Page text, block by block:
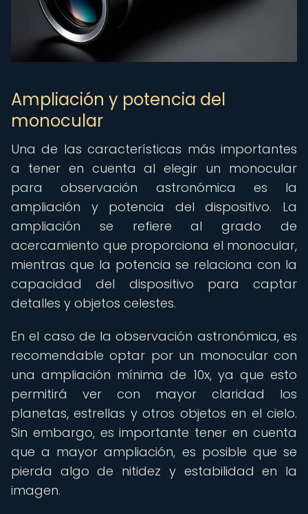
Ampliación y potencia del
monocular
Una de las características más importantes
a tener en cuenta al elegir un monocular
para observación astronómica es la
ampliación y potencia del dispositivo. La
ampliación se refiere al grado de
acercamiento que proporciona el monocular,
mientras que la potencia se relaciona con la
capacidad del dispositivo para captar
detalles y objetos celestes.
En el caso de la observación astronómica, es
recomendable optar por un monocular con
una ampliación mínima de 10x, ya que esto
permitirá ver con mayor claridad los
planetas, estrellas y otros objetos en el cielo.
Sin embargo, es importante tener en cuenta
que a mayor ampliación, es posible que se
pierda algo de nitidez y estabilidad en la
imagen.